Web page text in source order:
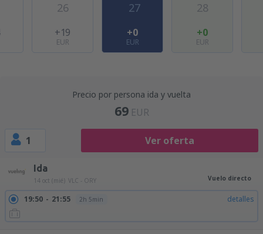
26
+19
EUR
27
+0
EUR
28
+0
EUR
Precio por persona ida y vuelta
69 EUR
1 Ver oferta
Ida
14 oct (mié) VLC - ORY Vuelo directo
19:50 21:55 2h 5min detalles